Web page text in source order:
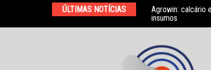
o
ÚLTIMAS NOTÍCIAS
Agrowin: calcário
insumos
Novo convênio